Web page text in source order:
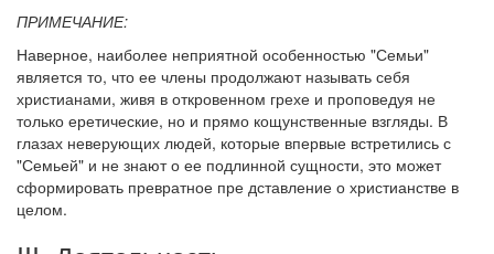
ПРИМЕЧАНИЕ:
Наверное, наиболее неприятной особенностью "Семьи"
является то, что ее члены продолжают называть себя
христианами, живя в откровенном грехе и проповедуя не
только еретические, но и прямо кощунственные взгляды. В
глазах неверующих людей, которые впервые встретились с
"Семьей" и не знают о ее подлинной сущности, это может
сформировать превратное пре дставление о христианстве в
целом.